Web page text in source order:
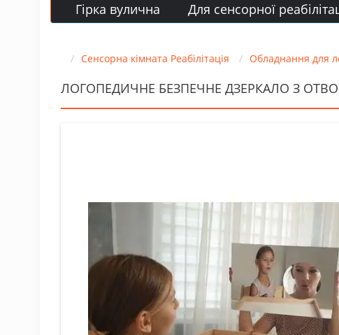
Гірка вулична
Для сенсорної
Сенсорна кімната Реабілітація Обладнання для
ЛОГОПЕДИЧНЕ БЕЗПЕЧНЕ ДЗЕРКАЛО З